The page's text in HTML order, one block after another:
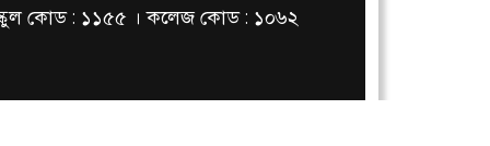
কোড : ১১৫৫ । কলেজ কোড : ১০৬২